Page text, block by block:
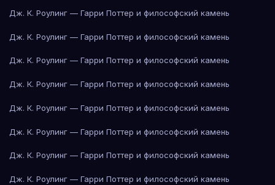
Дж. К. Роулинг — Гарри Поттер и философский камень
Дж. К. Роулинг — Гарри Поттер и философский камень
Дж. К. Роулинг — Гарри Поттер и философский камень
Дж. К. Роулинг — Гарри Поттер и философский камень
Дж. К. Роулинг — Гарри Поттер и философский камень
Дж. К. Роулинг — Гарри Поттер и философский камень
Дж. К. Роулинг — Гарри Поттер и философский камень
Дж. К. Роулинг — Гарри Поттер и философский камень